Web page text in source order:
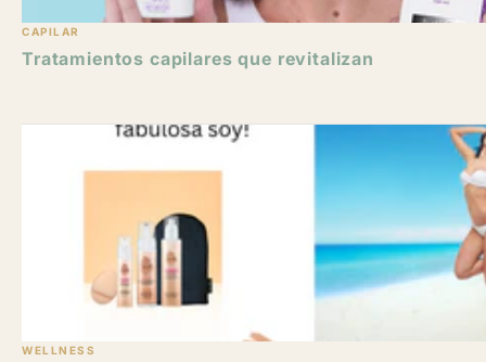
CAPILAR
Tratamientos capilares que revitalizan
WELLNESS